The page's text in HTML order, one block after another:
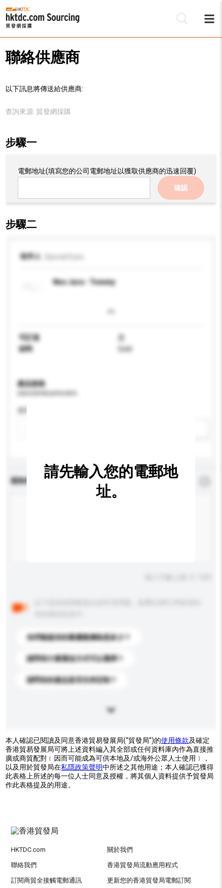
聯絡供應商
以下訊息將傳送給供應商:
查詢來源: 貿發網採購
步驟一
電郵地址(填寫您的公司電郵地址以獲取供應商的迅速回覆)
確認
步驟二
收件人
Neo Jura - Tommy
可訂造
是
材料
Gold
產品規格
查詢內容 * 必須填寫
你們能提供的最優惠價格是多少？
請問有什麼運送方式可以選擇？
請問你的產品是否支持定制？
請先輸入您的電郵地
址。
本人確認已閱讀及同意香港貿易發展局(“貿發局”)的使用條款及確定
香港貿易發展局可將上述資料編入其全部或任何資料庫內作為直接推
廣或商貿配對﹝因而可能成為可供本地及/或海外公眾人士使用﹞，
以及用於貿發局在私隱政策聲明中所述之其他用途；本人確認已獲得
此表格上所述的每一位人士同意及授權，將其個人資料提供予貿發局
作此表格提及的用途。
HKTDC.com 關於我們
聯絡我們 香港貿發局流動應用程式
訂閱商貿全接觸電郵通訊 更新您的香港貿發局電郵訂閱